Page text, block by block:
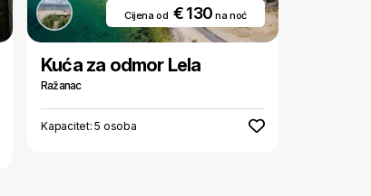
Cijena od € 130na noć
Kuća za odmor Lela
Ražanac
Kapacitet: 5 osoba